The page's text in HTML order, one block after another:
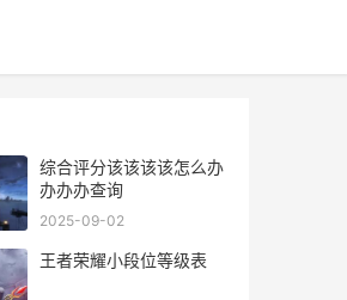
综合评分该该该该怎么办
办办办查询
2025-09-02
王者荣耀小段位等级表